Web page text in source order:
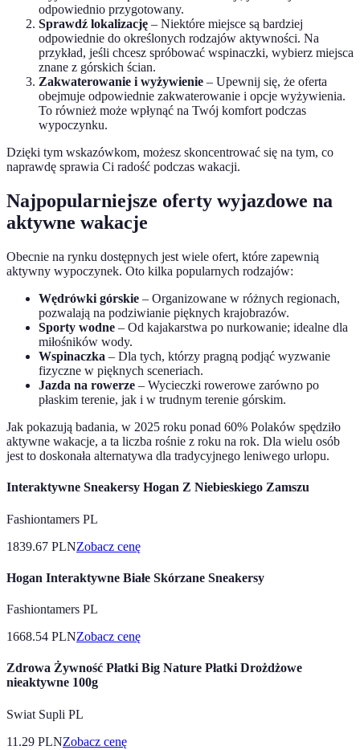
odpowiednio przygotowany.
Sprawdź lokalizację – Niektóre miejsce są bardziej
odpowiednie do określonych rodzajów aktywności. Na
przykład, jeśli chcesz spróbować wspinaczki, wybierz miejsca
znane z górskich ścian.
Zakwaterowanie i wyżywienie – Upewnij się, że oferta
obejmuje odpowiednie zakwaterowanie i opcje wyżywienia.
To również może wpłynąć na Twój komfort podczas
wypoczynku.
Dzięki tym wskazówkom, możesz skoncentrować się na tym, co
naprawdę sprawia Ci radość podczas wakacji.
Najpopularniejsze oferty wyjazdowe na
aktywne wakacje
Obecnie na rynku dostępnych jest wiele ofert, które zapewnią
aktywny wypoczynek. Oto kilka popularnych rodzajów:
Wędrówki górskie – Organizowane w różnych regionach,
pozwalają na podziwianie pięknych krajobrazów.
Sporty wodne – Od kajakarstwa po nurkowanie; idealne dla
miłośników wody.
Wspinaczka – Dla tych, którzy pragną podjąć wyzwanie
fizyczne w pięknych sceneriach.
Jazda na rowerze – Wycieczki rowerowe zarówno po
płaskim terenie, jak i w trudnym terenie górskim.
Jak pokazują badania, w 2025 roku ponad 60% Polaków spędziło
aktywne wakacje, a ta liczba rośnie z roku na rok. Dla wielu osób
jest to doskonała alternatywa dla tradycyjnego leniwego urlopu.
Interaktywne Sneakersy Hogan Z Niebieskiego Zamszu
Fashiontamers PL
1839.67 PLNZobacz cenę
Hogan Interaktywne Białe Skórzane Sneakersy
Fashiontamers PL
1668.54 PLNZobacz cenę
Zdrowa Żywność Płatki Big Nature Płatki Drożdżowe
nieaktywne 100g
Swiat Supli PL
11.29 PLNZobacz cenę